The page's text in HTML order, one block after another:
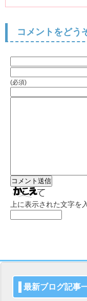
コメントをどう
(必須)
上に表示された文字を
最新ブログ記事